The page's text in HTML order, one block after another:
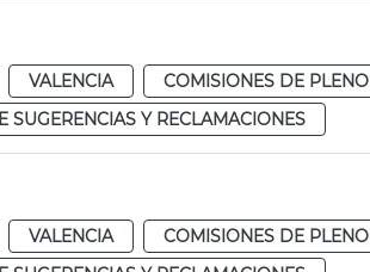
VALENCIA
COMISIONES DE PLENO
SUGERENCIAS Y RECLAMACIONES
VALENCIA
COMISIONES DE PLENO